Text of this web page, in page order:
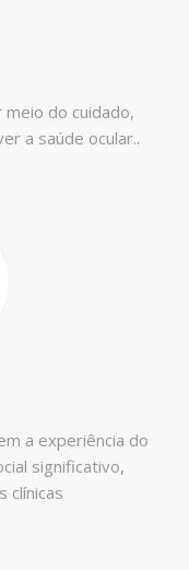
do cuidado,
a saúde ocular..
a experiência do
significativo,
clínicas